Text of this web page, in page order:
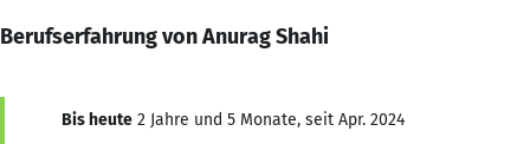
Berufserfahrung von Anurag Shahi
Bis heute 2 Jahre und 5 Monate, seit Apr. 2024